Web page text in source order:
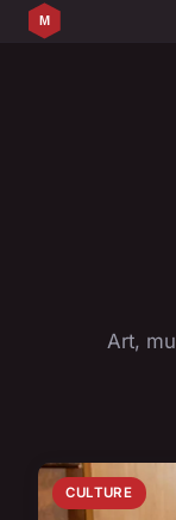
Art,
CULTURE